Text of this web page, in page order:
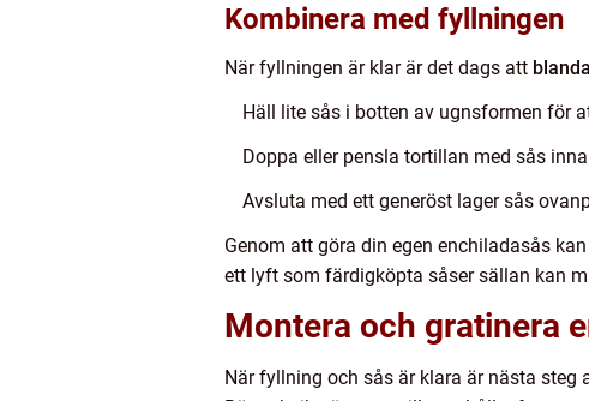
Kombinera med fyllningen
När fyllningen är klar är det dags att
Häll lite sås i botten av ugnsformen för
Doppa eller pensla tortillan med sås
Avsluta med ett generöst lager sås
Genom att göra din egen enchiladasås
ett lyft som färdigköpta såser sällan kan
Montera och gratinera
När fyllning och sås är klara är nästa steg